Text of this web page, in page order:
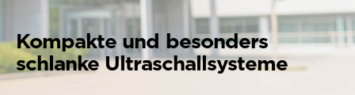
und besonders
Ultraschallsysteme